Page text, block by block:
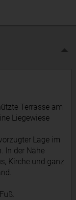
Terrasse am
Liegewiese
Lage im
In der Nähe
Kirche und ganz